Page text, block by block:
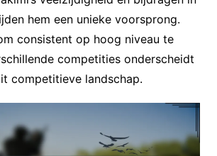
hem een unieke voorsprong.
consistent op hoog niveau te
competities onderscheidt
competitieve landschap.